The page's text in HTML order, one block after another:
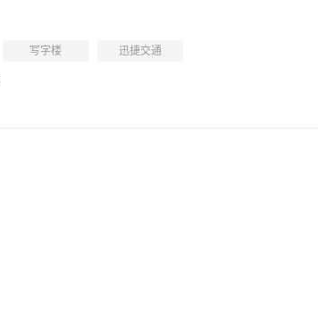
写字楼 迅捷交通